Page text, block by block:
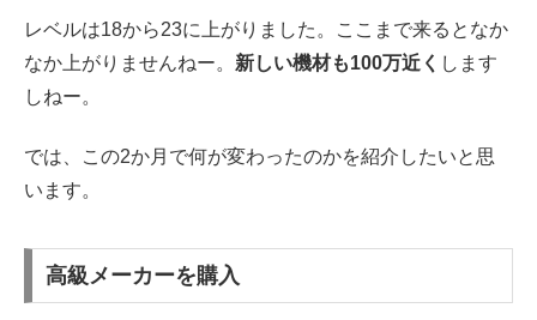
レベルは18から23に上がりました。ここまで来るとなか
なか上がりませんねー。 新しい機材も100万近く します
しねー。
では、この2か月で何が変わったのかを紹介したいと思
います。
高級メーカーを購入